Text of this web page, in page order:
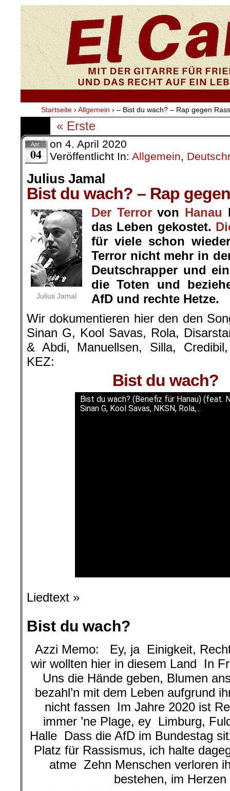
Startseite › Allgemein › – Bist du wach? – Rap gegen
« Erste
Apr.
04
on 4. April 2020
Veröffentlicht In: Allgemein,
Julius Jamal
Bist du wach? – Rap
Julius Jamal
Der Terrorvon Hanau
das Leben gekostet.
für viele schon
Terror nicht mehr in
Deutschrapper und
die Toten und
AfD und rechte Hetze.
Wir dokumentieren hier den den
Sinan G, Kool Savas, Rola,
& Abdi, Manuellsen, Silla,
KEZ:
Bist du wach?
Bist du wach? (Benefiz für Hanau) (feat.
Sinan G, Kool Savas, NKSN, Rola,...
Liedtext »
Bist du wach?
Azzi Memo: Ey, ja Einigkeit,
wir wollten hier in diesem Land In
Uns die Hände geben, Blumen
bezahl’n mit dem Leben aufgrund
nicht fassen Im Jahre 2020 ist
immer ’ne Plage, ey Limburg,
Halle Dass die AfD im Bundestag
Platz für Rassismus, ich halte
atme Zehn Menschen verloren
bestehen, im Herzen